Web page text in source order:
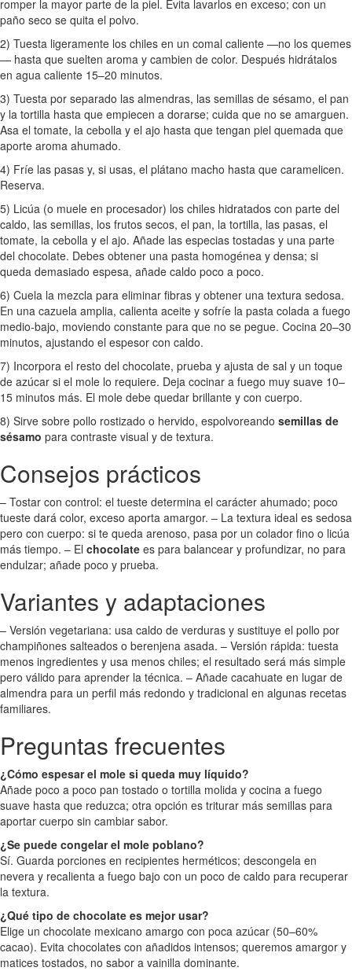
romper la mayor parte de la piel. Evita lavarlos en exceso; con un
paño seco se quita el polvo.
2) Tuesta ligeramente los chiles en un comal caliente —no los quemes
— hasta que suelten aroma y cambien de color. Después hidrátalos
en agua caliente 15–20 minutos.
3) Tuesta por separado las almendras, las semillas de sésamo, el pan
y la tortilla hasta que empiecen a dorarse; cuida que no se amarguen.
Asa el tomate, la cebolla y el ajo hasta que tengan piel quemada que
aporte aroma ahumado.
4) Fríe las pasas y, si usas, el plátano macho hasta que caramelicen.
Reserva.
5) Licúa (o muele en procesador) los chiles hidratados con parte del
caldo, las semillas, los frutos secos, el pan, la tortilla, las pasas, el
tomate, la cebolla y el ajo. Añade las especias tostadas y una parte
del chocolate. Debes obtener una pasta homogénea y densa; si
queda demasiado espesa, añade caldo poco a poco.
6) Cuela la mezcla para eliminar fibras y obtener una textura sedosa.
En una cazuela amplia, calienta aceite y sofríe la pasta colada a fuego
medio-bajo, moviendo constante para que no se pegue. Cocina 20–30
minutos, ajustando el espesor con caldo.
7) Incorpora el resto del chocolate, prueba y ajusta de sal y un toque
de azúcar si el mole lo requiere. Deja cocinar a fuego muy suave 10–
15 minutos más. El mole debe quedar brillante y con cuerpo.
8) Sirve sobre pollo rostizado o hervido, espolvoreando semillas de
sésamo para contraste visual y de textura.
Consejos prácticos
– Tostar con control: el tueste determina el carácter ahumado; poco
tueste dará color, exceso aporta amargor. – La textura ideal es sedosa
pero con cuerpo: si te queda arenoso, pasa por un colador fino o licúa
más tiempo. – El chocolate es para balancear y profundizar, no para
endulzar; añade poco y prueba.
Variantes y adaptaciones
– Versión vegetariana: usa caldo de verduras y sustituye el pollo por
champiñones salteados o berenjena asada. – Versión rápida: tuesta
menos ingredientes y usa menos chiles; el resultado será más simple
pero válido para aprender la técnica. – Añade cacahuate en lugar de
almendra para un perfil más redondo y tradicional en algunas recetas
familiares.
Preguntas frecuentes
¿Cómo espesar el mole si queda muy líquido?
Añade poco a poco pan tostado o tortilla molida y cocina a fuego
suave hasta que reduzca; otra opción es triturar más semillas para
aportar cuerpo sin cambiar sabor.
¿Se puede congelar el mole poblano?
Sí. Guarda porciones en recipientes herméticos; descongela en
nevera y recalienta a fuego bajo con un poco de caldo para recuperar
la textura.
¿Qué tipo de chocolate es mejor usar?
Elige un chocolate mexicano amargo con poca azúcar (50–60%
cacao). Evita chocolates con añadidos intensos; queremos amargor y
matices tostados, no sabor a vainilla dominante.